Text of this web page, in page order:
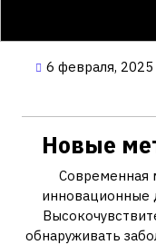
6 февраля, 2025
Новые
Современная
инновационные
обнаруживать